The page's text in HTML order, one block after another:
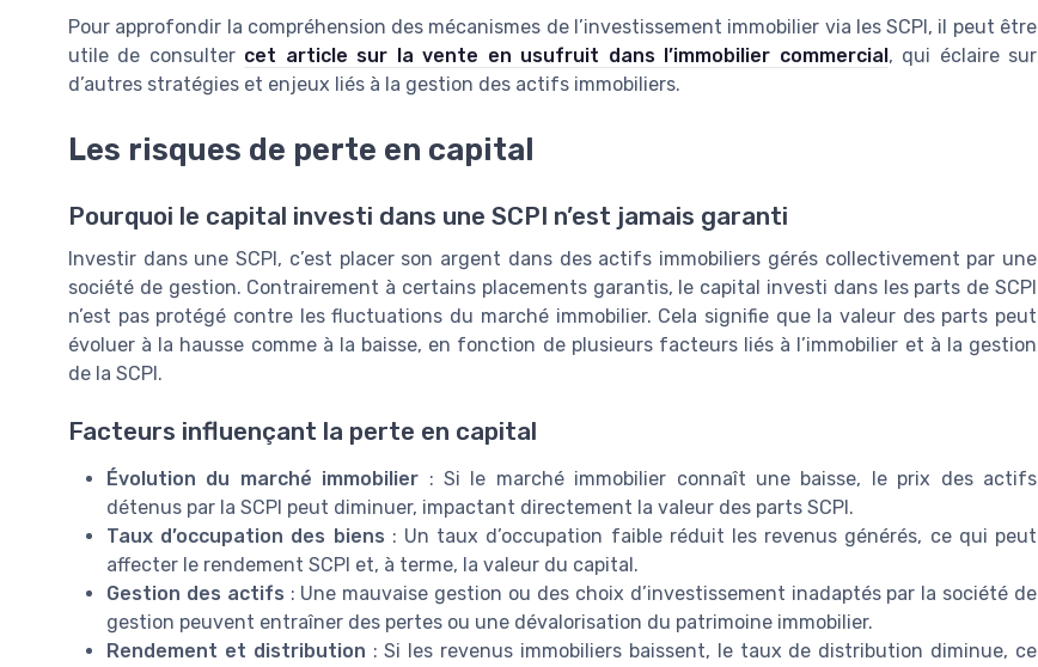
Pour approfondir la compréhension des mécanismes de l’investissement immobilier via les SCPI, il peut être
utile de consulter cet article sur la vente en usufruit dans l’immobilier commercial , qui éclaire sur
d’autres stratégies et enjeux liés à la gestion des actifs immobiliers.
Les risques de perte en capital
Pourquoi le capital investi dans une SCPI n’est jamais garanti
Investir dans une SCPI, c’est placer son argent dans des actifs immobiliers gérés collectivement par une
société de gestion. Contrairement à certains placements garantis, le capital investi dans les parts de SCPI
n’est pas protégé contre les fluctuations du marché immobilier. Cela signifie que la valeur des parts peut
évoluer à la hausse comme à la baisse, en fonction de plusieurs facteurs liés à l’immobilier et à la gestion
de la SCPI.
Facteurs influençant la perte en capital
Évolution du marché immobilier : Si le marché immobilier connaît une baisse, le prix des actifs
détenus par la SCPI peut diminuer, impactant directement la valeur des parts SCPI.
Taux d’occupation des biens : Un taux d’occupation faible réduit les revenus générés, ce qui peut
affecter le rendement SCPI et, à terme, la valeur du capital.
Gestion des actifs : Une mauvaise gestion ou des choix d’investissement inadaptés par la société de
gestion peuvent entraîner des pertes ou une dévalorisation du patrimoine immobilier.
Rendement et distribution : Si les revenus immobiliers baissent, le taux de distribution diminue, ce